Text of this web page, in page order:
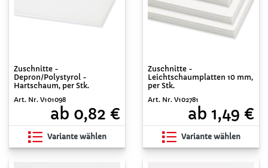
Zuschnitte -
Depron/Polystyrol -
Hartschaum, per Stk.
Art. Nr. V101098
ab 0,82 €
Variante wählen
Zuschnitte -
Leichtschaumplatten 10 mm,
per Stk.
Art. Nr. V102781
ab 1,49 €
Variante wählen